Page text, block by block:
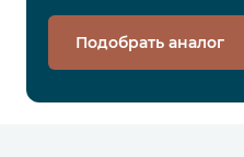
Подобрать аналог